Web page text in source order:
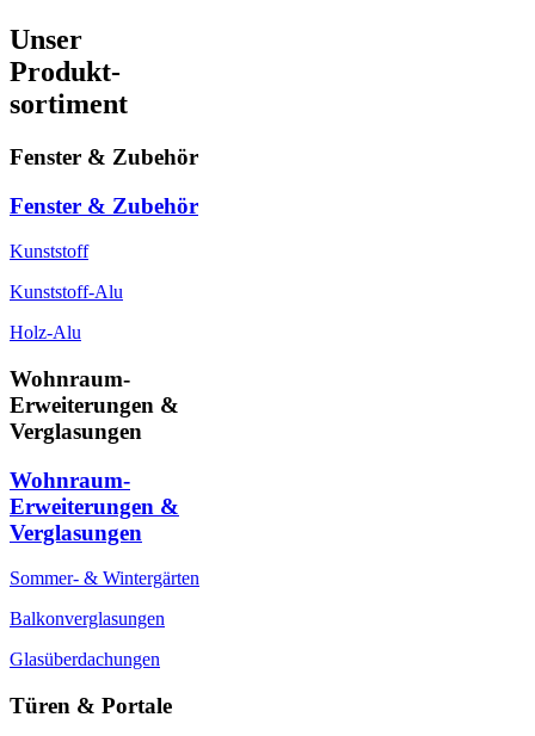
Unser
Produkt-
sortiment
Fenster & Zubehör
Fenster & Zubehör
Kunststoff
Kunststoff-Alu
Holz-Alu
Wohnraum-
Erweiterungen &
Verglasungen
Wohnraum-
Erweiterungen &
Verglasungen
Sommer- & Wintergärten
Balkonverglasungen
Glasüberdachungen
Türen & Portale